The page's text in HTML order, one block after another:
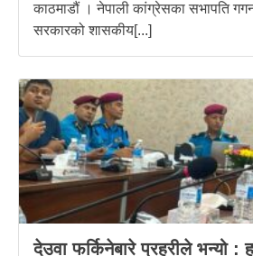
काठमाडौं । नेपाली कांग्रेसका सभापति
सरकारको शासकीय[...]
देउवा फर्किनेबारे प्रहरीले भन्यो :